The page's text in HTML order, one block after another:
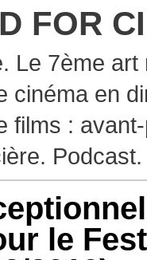
FOR
Le 7ème
cinéma en
films :
Podcast.
le